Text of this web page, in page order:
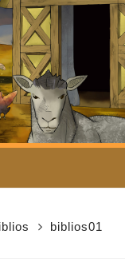
biblios01